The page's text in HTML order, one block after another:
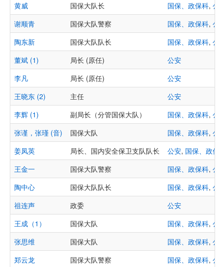
黄威
国保大队长 国保、政保科,
谢顺青
国保大队警察 国保、政保科,
陶东新
国保大队队长 国保、政保科,
董斌 (1)
局长 (原任)
公安
李凡
局长 (原任)
公安
王晓东 (2)
主任
公安
李辉 (1)
副局长（分管国保大队） 国保、政保科,
张谨，张瑾 (音)
国保大队 国保、政保科,
姜凤英
局长、国内安全保卫支队队长 公安, 国保、政
王金一
国保大队警察 国保、政保科,
陶中心
国保大队队长 国保、政保科,
祖连声
政委
公安
王成（1）
国保大队 国保、政保科,
张思维
国保大队 国保、政保科,
郑云龙
国保大队警察 国保、政保科,